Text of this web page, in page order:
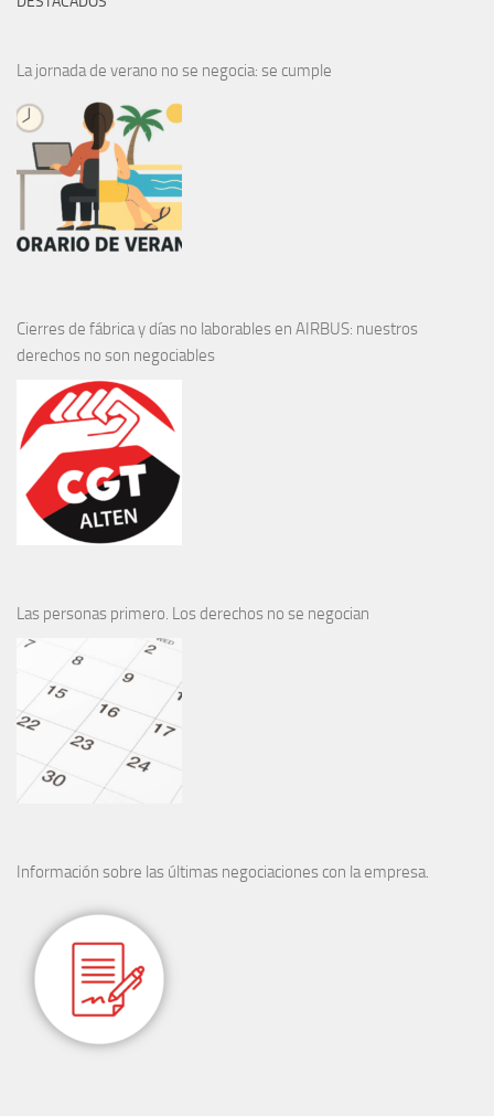
La jornada de verano no se negocia: se cumple
Cierres de fábrica y días no laborables en AIRBUS: nuestros
derechos no son negociables
Las personas primero. Los derechos no se negocian
Información sobre las últimas negociaciones con la empresa.